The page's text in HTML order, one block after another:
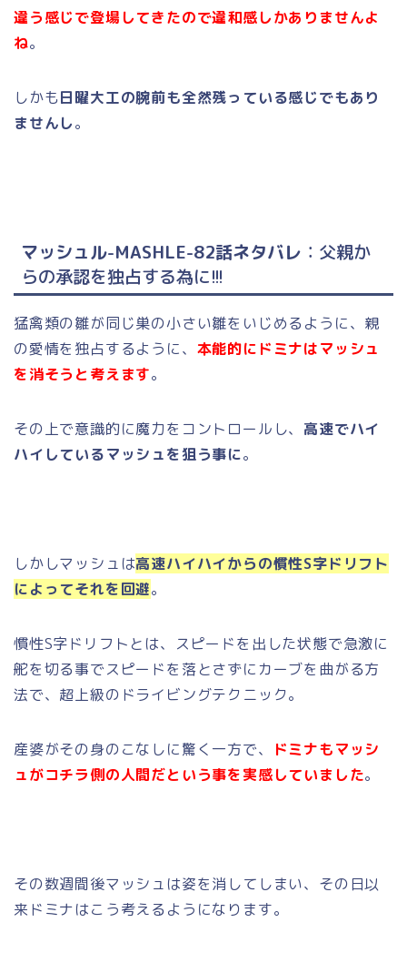
違う感じで登場してきたので違和感しかありませんよ
ね。
しかも日曜大工の腕前も全然残っている感じでもあり
ませんし。
マッシュル-MASHLE-82話ネタバレ ：父親か
らの承認を独占する為に!!!
猛禽類の雛が同じ巣の小さい雛をいじめるように、親
の愛情を独占するように、 本能的にドミナはマッシュ
を消そうと考えます。
その上で意識的に魔力をコントロールし、 高速でハイ
ハイしているマッシュを狙う事に。
しかしマッシュは高速ハイハイからの慣性S字ドリフト
によってそれを回避。
慣性S字ドリフトとは、スピードを出した状態で急激に
舵を切る事でスピードを落とさずにカーブを曲がる方
法で、超上級のドライビングテクニック。
産婆がその身のこなしに驚く一方で、
ドミナもマッシ
ュがコチラ側の人間だという事を実感していました。
その数週間後マッシュは姿を消してしまい、その日以
来ドミナはこう考えるようになります。